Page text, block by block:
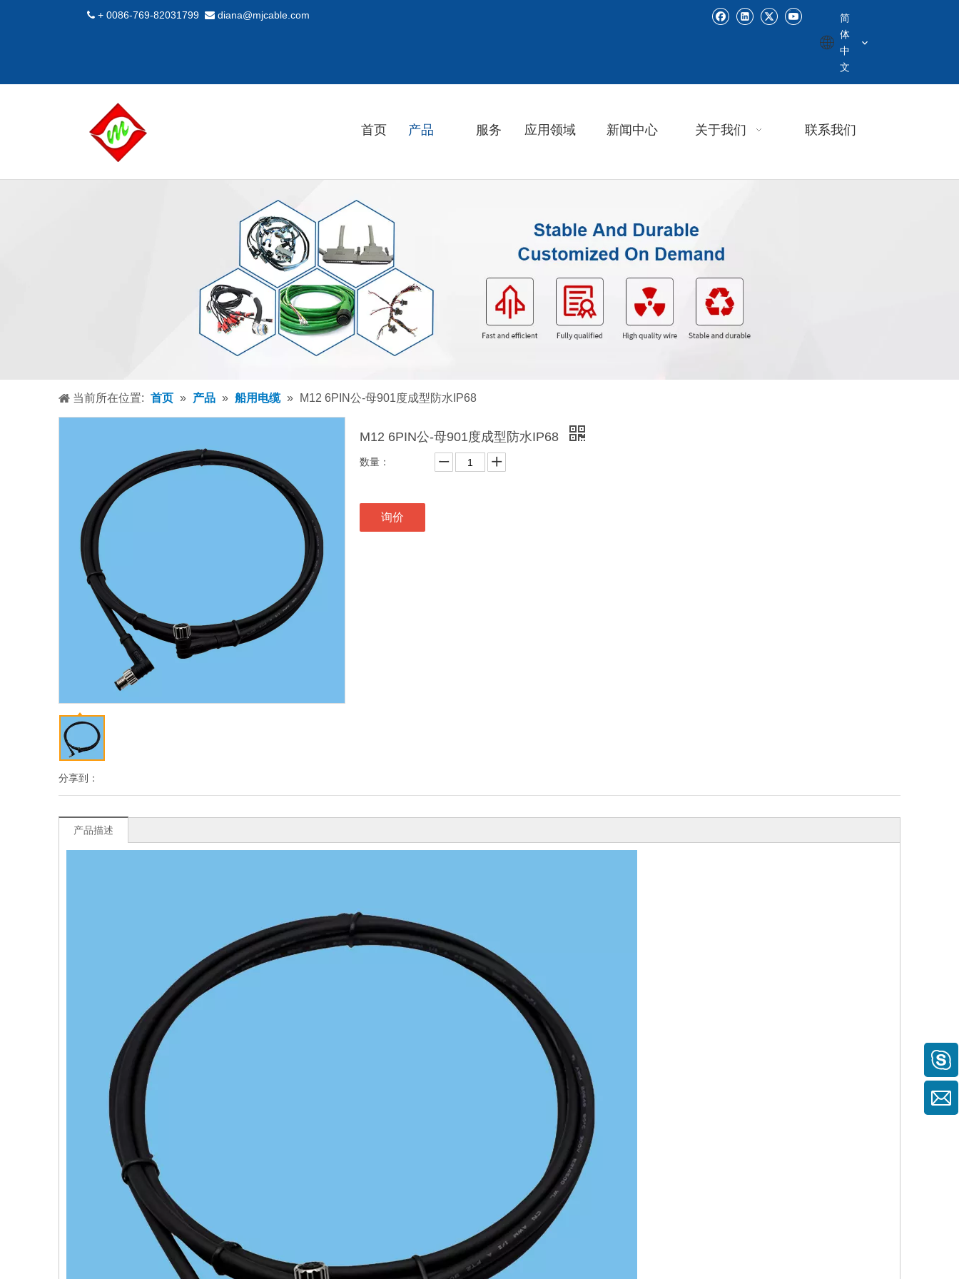
 + 0086-769-82031799  diana@mjcable.com
简
体
中
文
首页 产品 服务 应用领域 新闻中心 关于我们 联系我们
当前所在位置: 首页 » 产品 » 船用电缆 » M12 6PIN公-母901度成型防水IP68
分享到：
M12 6PIN公-母901度成型防水IP68
数量：
询价
产品描述